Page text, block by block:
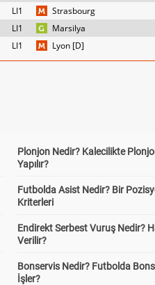
LI1 Strasbourg
LI1 Marsilya
LI1 Lyon [D]
Plonjon Nedir? Kalecilikte
Yapılır?
Futbolda Asist Nedir? Bir
Kriterleri
Endirekt Serbest Vuruş Nedir?
Verilir?
Bonservis Nedir? Futbolda
İşler?